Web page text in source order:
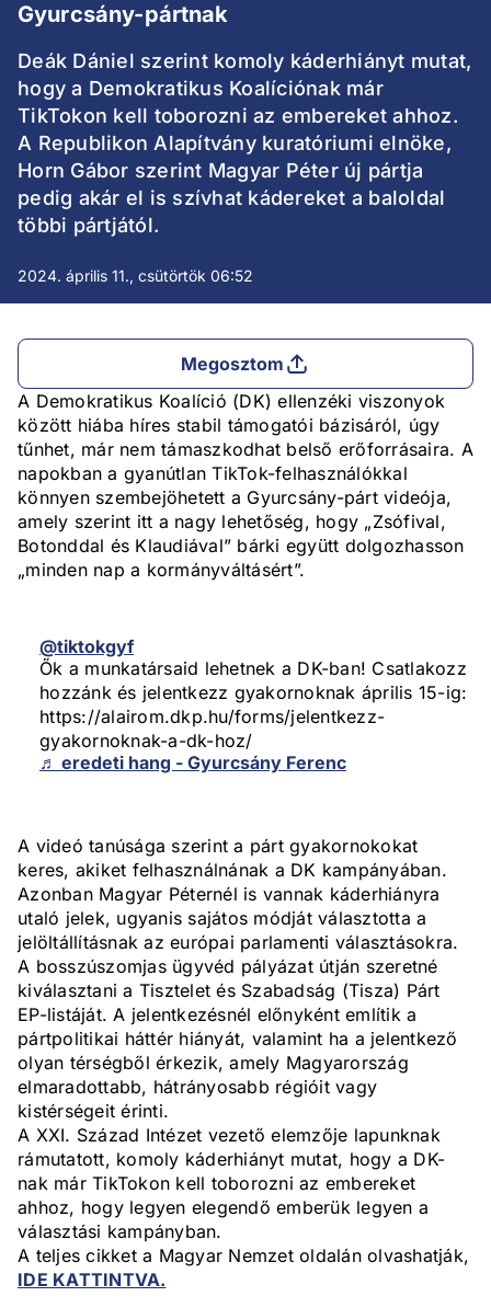
Gyurcsány-pártnak
Deák Dániel szerint komoly káderhiányt mutat,
hogy a Demokratikus Koalíciónak már
TikTokon kell toborozni az embereket ahhoz.
A Republikon Alapítvány kuratóriumi elnöke,
Horn Gábor szerint Magyar Péter új pártja
pedig akár el is szívhat kádereket a baloldal
többi pártjától.
2024. április 11., csütörtök 06:52
Megosztom
A Demokratikus Koalíció (DK) ellenzéki viszonyok
között hiába híres stabil támogatói bázisáról, úgy
tűnhet, már nem támaszkodhat belső erőforrásaira. A
napokban a gyanútlan TikTok-felhasználókkal
könnyen szembejöhetett a Gyurcsány-párt videója,
amely szerint itt a nagy lehetőség, hogy „Zsófival,
Botonddal és Klaudiával” bárki együtt dolgozhasson
„minden nap a kormányváltásért”.
@tiktokgyf
Ők a munkatársaid lehetnek a DK-ban! Csatlakozz
hozzánk és jelentkezz gyakornoknak április 15-ig:
https://alairom.dkp.hu/forms/jelentkezz-
gyakornoknak-a-dk-hoz/
♬ eredeti hang - Gyurcsány Ferenc
A videó tanúsága szerint a párt gyakornokokat
keres, akiket felhasználnának a DK kampányában.
Azonban Magyar Péternél is vannak káderhiányra
utaló jelek, ugyanis sajátos módját választotta a
jelöltállításnak az európai parlamenti választásokra.
A bosszúszomjas ügyvéd pályázat útján szeretné
kiválasztani a Tisztelet és Szabadság (Tisza) Párt
EP-listáját. A jelentkezésnél előnyként említik a
pártpolitikai háttér hiányát, valamint ha a jelentkező
olyan térségből érkezik, amely Magyarország
elmaradottabb, hátrányosabb régióit vagy
kistérségeit érinti.
A XXI. Század Intézet vezető elemzője lapunknak
rámutatott, komoly káderhiányt mutat, hogy a DK-
nak már TikTokon kell toborozni az embereket
ahhoz, hogy legyen elegendő emberük legyen a
választási kampányban.
A teljes cikket a Magyar Nemzet oldalán olvashatják,
IDE KATTINTVA.